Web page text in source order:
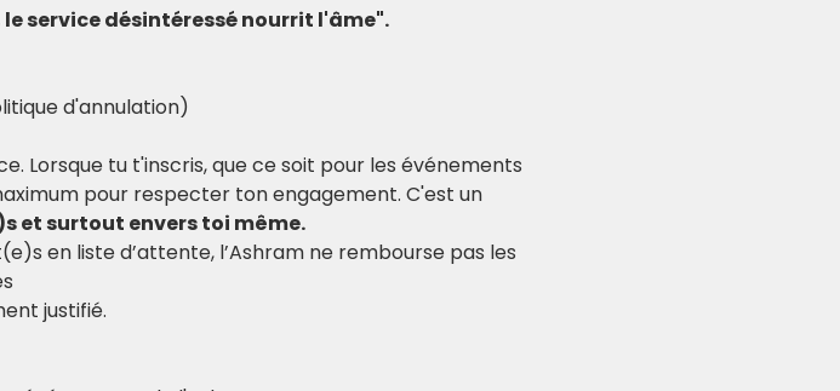
service désintéressé nourrit l'âme".
d'annulation)
Lorsque tu t'inscris, que ce soit pour les événements
pour respecter ton engagement. C'est un
et surtout envers toi même.
en liste d’attente, l’Ashram ne rembourse pas les
justifié.